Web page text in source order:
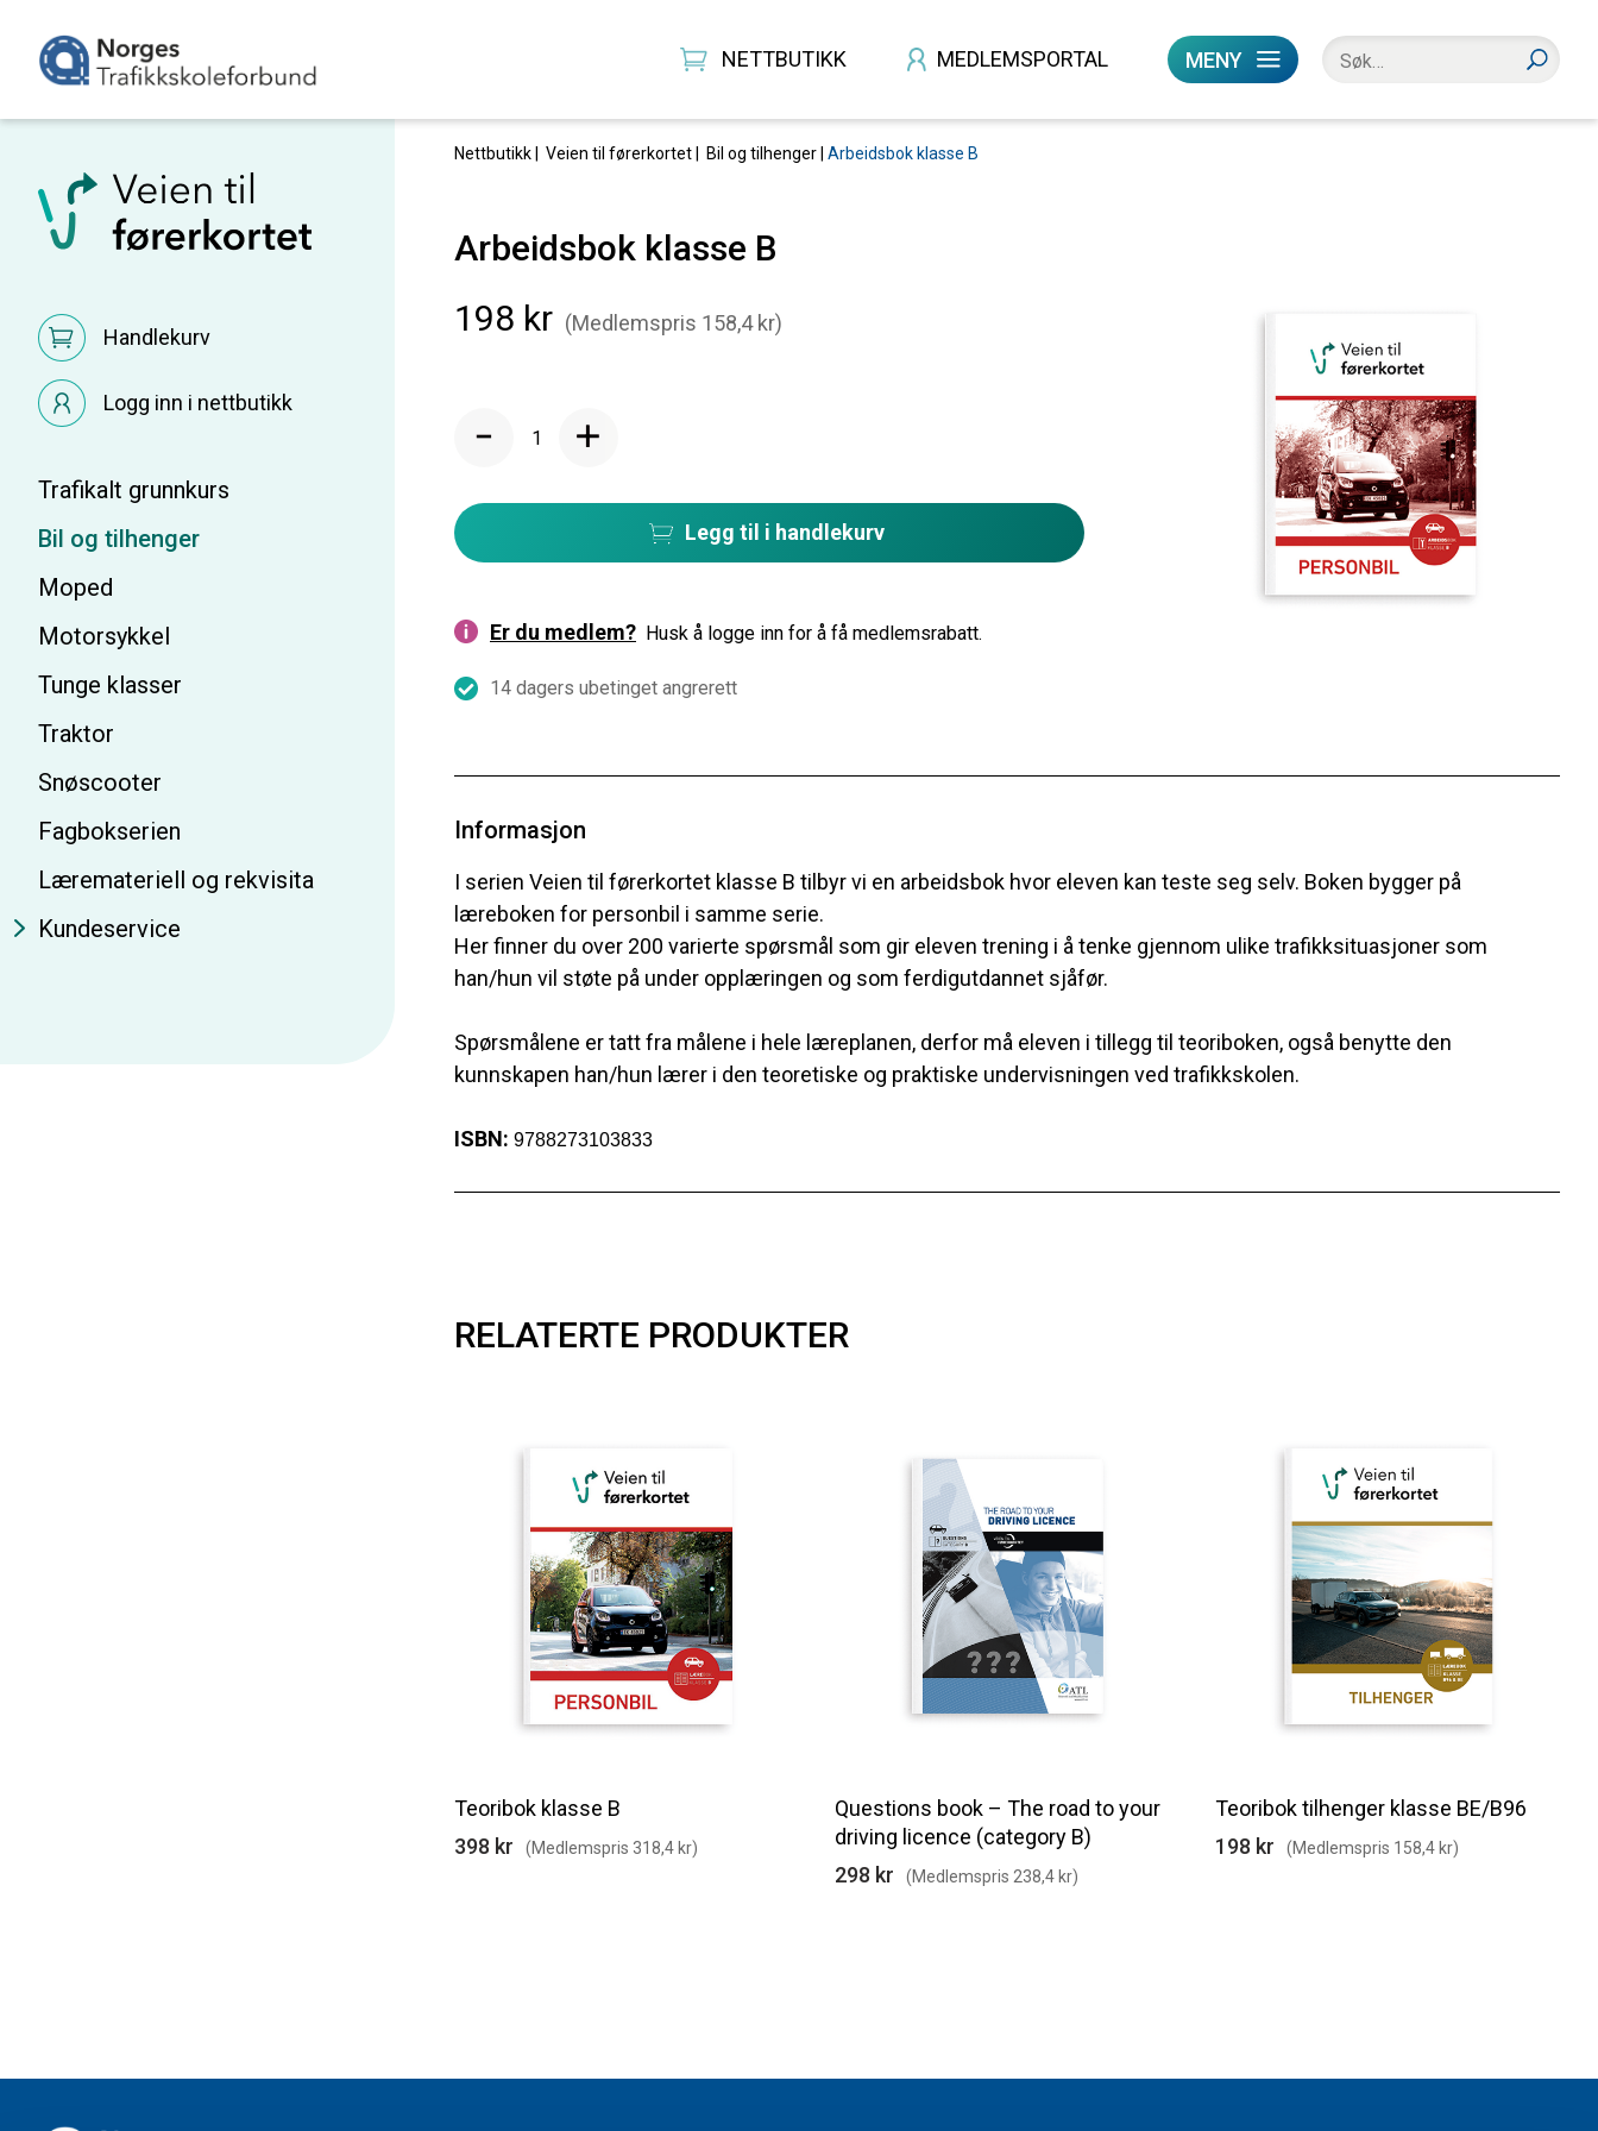
MENY
NETTBUTIKK MEDLEMSPORTAL
Nettbutikk | Veien til førerkortet Bil og tilhenger Arbeidsbok klasse B
Arbeidsbok klasse B
198 kr (Medlemspris 158,4 kr)
Legg til i handlekurv
Er du medlem? Husk å logge inn for å få medlemsrabatt.
14 dagers ubetinget angrerett
Informasjon
I serien Veien til førerkortet klasse B tilbyr vi en arbeidsbok hvor eleven kan teste seg selv. Boken bygger på
læreboken for personbil i samme serie.
Her finner du over 200 varierte spørsmål som gir eleven trening i å tenke gjennom ulike trafikksituasjoner som
han/hun vil støte på under opplæringen og som ferdigutdannet sjåfør.
Spørsmålene er tatt fra målene i hele læreplanen, derfor må eleven i tillegg til teoriboken, også benytte den
kunnskapen han/hun lærer i den teoretiske og praktiske undervisningen ved trafikkskolen.
ISBN: 9788273103833
RELATERTE PRODUKTER
Teoribok klasse B
398 kr
(Medlemspris 318,4 kr)
Questions book – The road to your
driving licence (category B)
298 kr
(Medlemspris 238,4 kr)
Teoribok tilhenger klasse BE/B96
198 kr
(Medlemspris 158,4 kr)
Handlekurv
Logg inn i nettbutikk
Trafikalt grunnkurs
Bil og tilhenger
Moped
Motorsykkel
Tunge klasser
Traktor
Snøscooter
Fagbokserien
Læremateriell og rekvisita
Kundeservice